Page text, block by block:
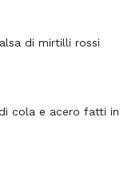
di mirtilli rossi
cola e acero fatti in